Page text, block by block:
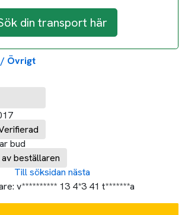
din transport här
Övrigt
bud
beställaren
Till söksidan nästa
v********** 13 4*3 41 t*******a